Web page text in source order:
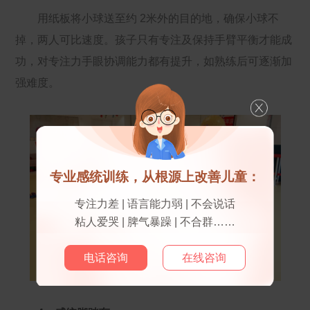
用纸板将小球送至约 2米外的目的地，确保小球不
掉，两人可比速度。孩子只有专注及保持手臂平衡才能成
功，对专注力手眼协调能力都有提升，如熟练后可逐渐加
强难度。
专业感统训练，从根源上改善儿童：
专注力差 | 语言能力弱 | 不会说话
粘人爱哭 | 脾气暴躁 | 不合群……
电话咨询 在线咨询